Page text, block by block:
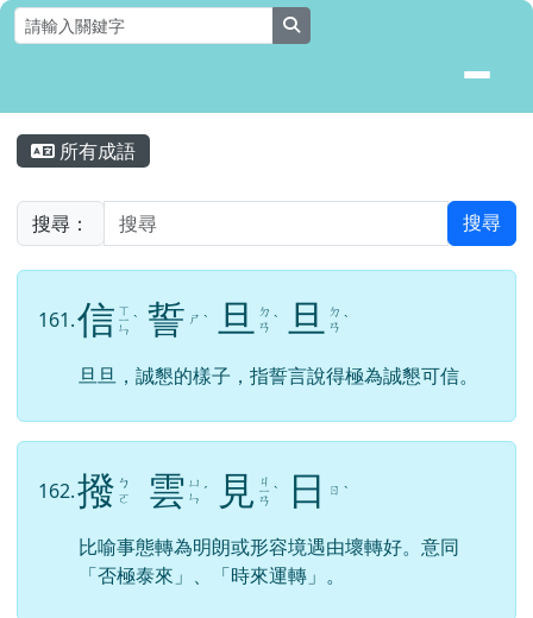
跳至主內容區
花蓮縣壽豐鄉月眉國民小學全球資
主內容區域
所有成語
搜尋： 搜尋
161.信 ㄒ
ㄧ
ㄣ
ˋ 誓 ㄕ ˋ 旦 ㄉ
ㄢ ˋ 旦 ㄉ
ㄢ ˋ
旦旦，誠懇的樣子，指誓言說得極為誠懇可信。
162.撥 ㄅ
ㄛ
雲 ㄩ
ㄣ ˊ 見 ㄐ
ㄧ
ㄢ
ˋ 日 ㄖ ˋ
比喻事態轉為明朗或形容境遇由壞轉好。意同
「否極泰來」、「時來運轉」。
頁尾區域